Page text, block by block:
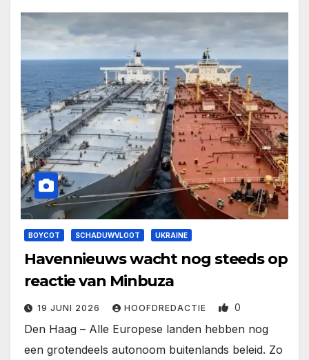
BOYCOT SCHADUWVLOOT UKRAINE
Havennieuws wacht nog steeds op
reactie van Minbuza
19 JUNI 2026 HOOFDREDACTIE 0
Den Haag – Alle Europese landen hebben nog
een grotendeels autonoom buitenlands beleid. Zo